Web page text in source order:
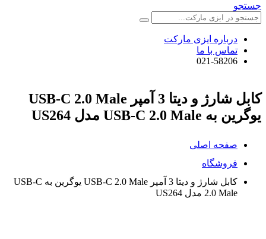
جستجو
درباره ایزی مارکت
تماس با ما
021-58206
کابل شارژ و دیتا 3 آمپر USB-C 2.0 Male
یوگرین به USB-C 2.0 Male مدل US264
صفحه اصلی
فروشگاه
کابل شارژ و دیتا 3 آمپر USB-C 2.0 Male یوگرین به USB-C
2.0 Male مدل US264